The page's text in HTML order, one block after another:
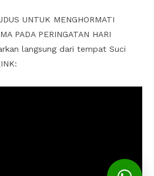
UNTUK MENGHORMATI
PADA PERINGATAN HARI
langsung dari tempat Suci